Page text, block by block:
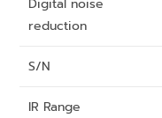
Digital noise
reduction
S/N
IR Range